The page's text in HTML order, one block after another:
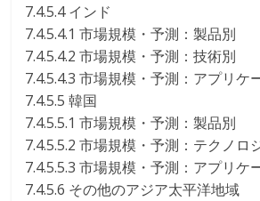
7.4.5.4 インド
7.4.5.4.1 市場規模・予測：製品別
7.4.5.4.2 市場規模・予測：技術別
7.4.5.4.3 市場規模・予測：アプリケ
7.4.5.5 韓国
7.4.5.5.1 市場規模・予測：製品別
7.4.5.5.2 市場規模・予測：テクノロ
7.4.5.5.3 市場規模・予測：アプリケ
7.4.5.6 その他のアジア太平洋地域